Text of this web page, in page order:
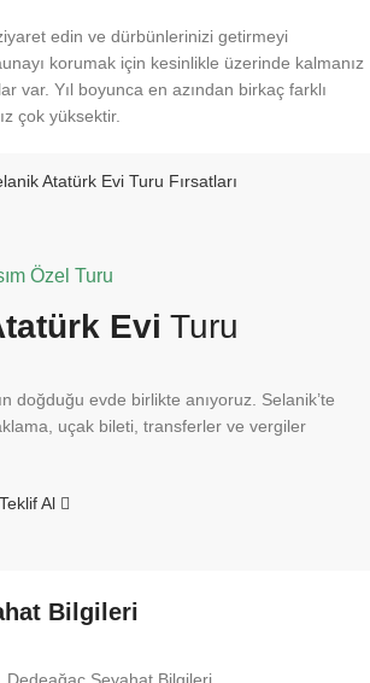
edin ve dürbünlerinizi getirmeyi
korumak için kesinlikle üzerinde kalmanız
var. Yıl boyunca en azından birkaç farklı
çok yüksektir.
Özel Turu
Evi Turu
doğduğu evde birlikte anıyoruz. Selanik’te
uçak bileti, transferler ve vergiler
Al
Bilgileri